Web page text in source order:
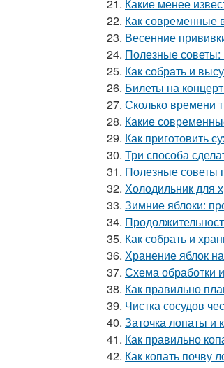
21. Какие менее
22. Как современные
23. Весенние
24. Полезные советы:
25. Как собрать и
26. Билеты на
27. Сколько времени
28. Какие
29. Как приготовить
30. Три способа
31. Полезные советы
32. Холодильник для
33. Зимние яблоки:
34.
35. Как собрать и
36. Хранение яблок
37. Схема обработки
38. Как правильно
39. Чистка сосудов
40. Заточка лопаты и
41. Как правильно
42. Как копать